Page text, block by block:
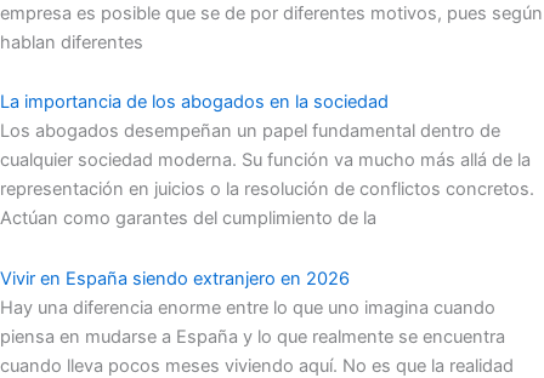
empresa es posible que se de por diferentes motivos, pues según
hablan diferentes
La importancia de los abogados en la sociedad
Los abogados desempeñan un papel fundamental dentro de
cualquier sociedad moderna. Su función va mucho más allá de la
representación en juicios o la resolución de conflictos concretos.
Actúan como garantes del cumplimiento de la
Vivir en España siendo extranjero en 2026
Hay una diferencia enorme entre lo que uno imagina cuando
piensa en mudarse a España y lo que realmente se encuentra
cuando lleva pocos meses viviendo aquí. No es que la realidad